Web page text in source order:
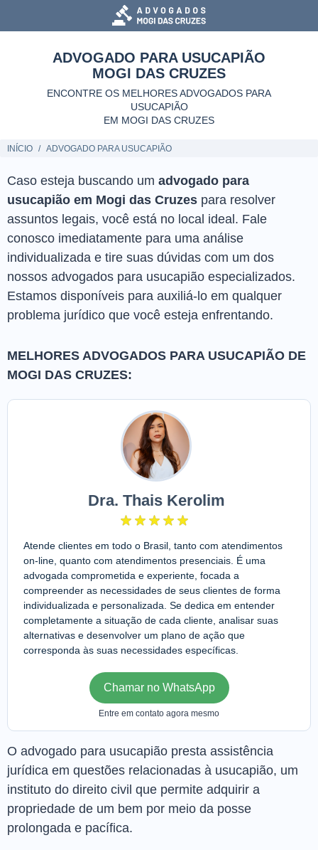
ADVOGADO PARA USUCAPIÃO
MOGI DAS CRUZES
ENCONTRE OS MELHORES ADVOGADOS PARA
USUCAPIÃO
EM MOGI DAS CRUZES
INÍCIO ADVOGADO PARA USUCAPIÃO
Caso esteja buscando um advogado para
usucapião em Mogi das Cruzes para resolver
assuntos legais, você está no local ideal. Fale
conosco imediatamente para uma análise
individualizada e tire suas dúvidas com um dos
nossos advogados para usucapião especializados.
Estamos disponíveis para auxiliá-lo em qualquer
problema jurídico que você esteja enfrentando.
MELHORES ADVOGADOS PARA USUCAPIÃO DE
MOGI DAS CRUZES:
Dra. Thais Kerolim
Atende clientes em todo o Brasil, tanto com atendimentos
on-line, quanto com atendimentos presenciais. É uma
advogada comprometida e experiente, focada a
compreender as necessidades de seus clientes de forma
individualizada e personalizada. Se dedica em entender
completamente a situação de cada cliente, analisar suas
alternativas e desenvolver um plano de ação que
corresponda às suas necessidades específicas.
Chamar no WhatsApp
Entre em contato agora mesmo
O advogado para usucapião presta assistência
jurídica em questões relacionadas à usucapião, um
instituto do direito civil que permite adquirir a
propriedade de um bem por meio da posse
prolongada e pacífica.